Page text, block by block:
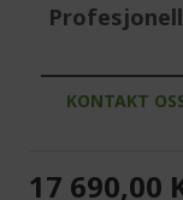
KONTAKT
17 690,00